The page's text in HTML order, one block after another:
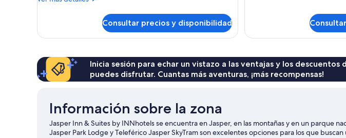
ejecutivo,
de
matrimonio
Consultar precios y disponibilidad
de
grande
luna
1
cama
de
Inicia sesión para echar un vistazo a las ventajas y los descuentos
puedes disfrutar. Cuantas más aventuras, ¡más recompensas!
Información sobre la zona
Jasper Inn & Suites by INNhotels se encuentra en Jasper, en las montañas y en un parque
Jasper Park Lodge y Teleférico Jasper SkyTram son excelentes opciones para los que